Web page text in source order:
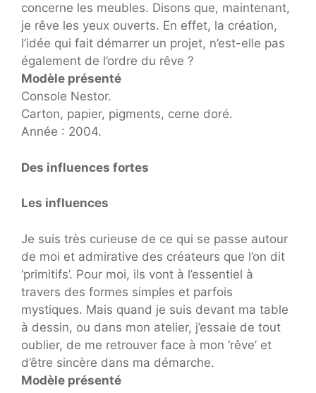
concerne les meubles. Disons que, maintenant,
je rêve les yeux ouverts. En effet, la création,
l’idée qui fait démarrer un projet, n’est-elle pas
également de l’ordre du rêve ?
Modèle présenté
Console Nestor.
Carton, papier, pigments, cerne doré.
Année : 2004.
Des influences fortes
Les influences
Je suis très curieuse de ce qui se passe autour
de moi et admirative des créateurs que l’on dit
‘primitifs’. Pour moi, ils vont à l’essentiel à
travers des formes simples et parfois
mystiques. Mais quand je suis devant ma table
à dessin, ou dans mon atelier, j’essaie de tout
oublier, de me retrouver face à mon ‘rêve’ et
d’être sincère dans ma démarche.
Modèle présenté